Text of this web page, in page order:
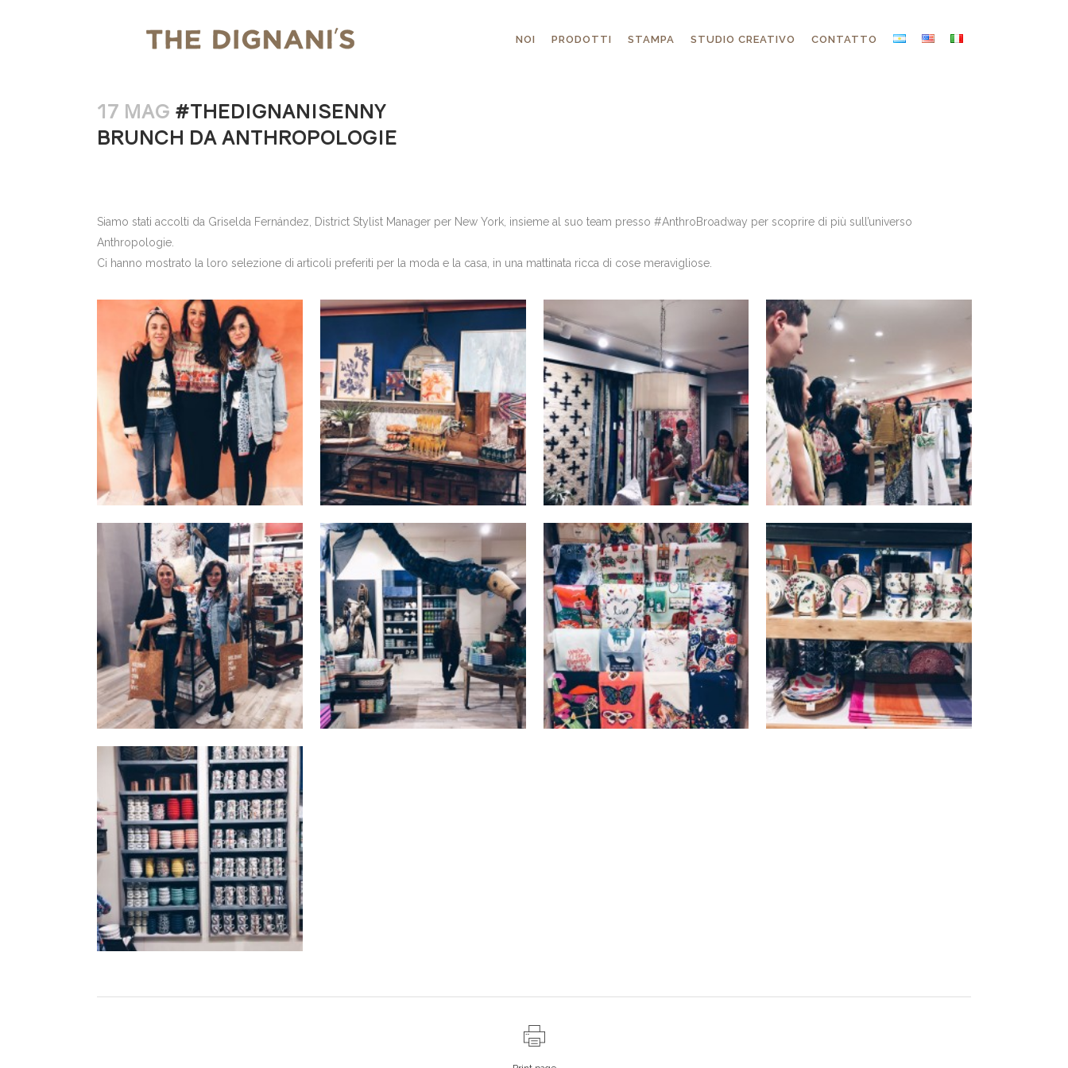
NOI PRODOTTI STAMPA STUDIO CREATIVO CONTATTO
17 MAG #THEDIGNANISENNY
BRUNCH DA ANTHROPOLOGIE
Siamo stati accolti da Griselda Fernández, District Stylist Manager per New York, insieme al suo team presso #AnthroBroadway per scoprire di più sull’universo
Anthropologie.
Ci hanno mostrato la loro selezione di articoli preferiti per la moda e la casa, in una mattinata ricca di cose meravigliose.